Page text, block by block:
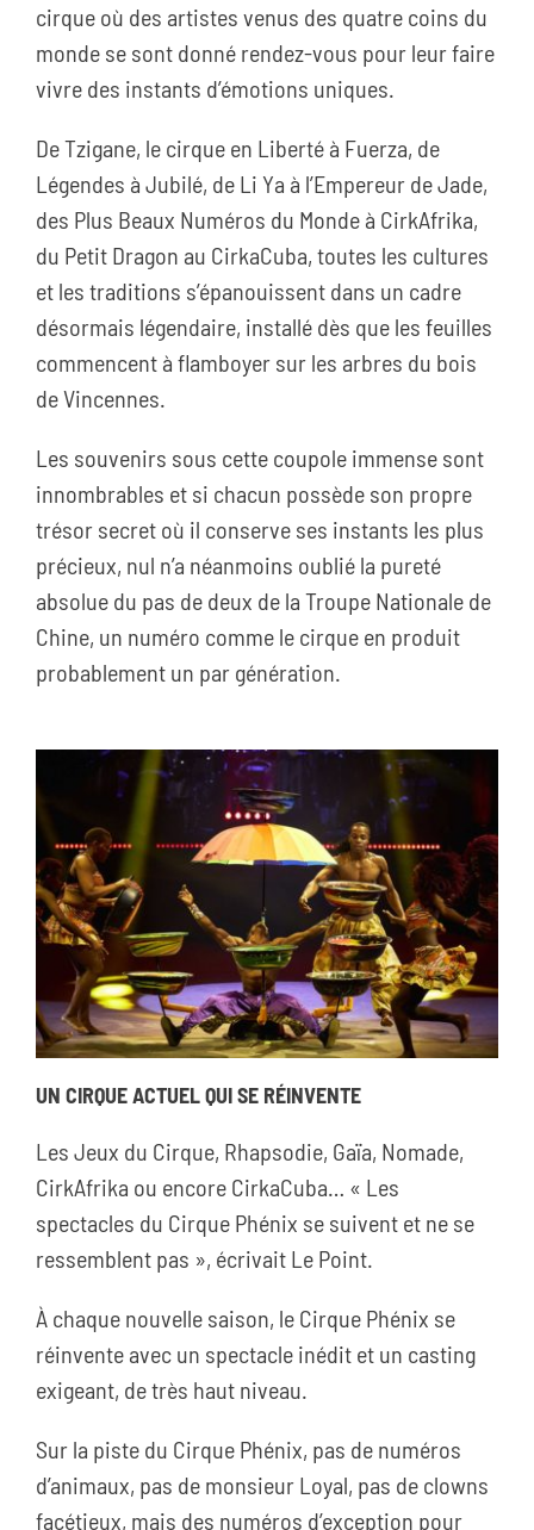
cirque où des artistes venus des quatre coins du
monde se sont donné rendez-vous pour leur faire
vivre des instants d’émotions uniques.
De Tzigane, le cirque en Liberté à Fuerza, de
Légendes à Jubilé, de Li Ya à l’Empereur de Jade,
des Plus Beaux Numéros du Monde à CirkAfrika,
du Petit Dragon au CirkaCuba, toutes les cultures
et les traditions s’épanouissent dans un cadre
désormais légendaire, installé dès que les feuilles
commencent à flamboyer sur les arbres du bois
de Vincennes.
Les souvenirs sous cette coupole immense sont
innombrables et si chacun possède son propre
trésor secret où il conserve ses instants les plus
précieux, nul n’a néanmoins oublié la pureté
absolue du pas de deux de la Troupe Nationale de
Chine, un numéro comme le cirque en produit
probablement un par génération.
UN CIRQUE ACTUEL QUI SE RÉINVENTE
Les Jeux du Cirque, Rhapsodie, Gaïa, Nomade,
CirkAfrika ou encore CirkaCuba… « Les
spectacles du Cirque Phénix se suivent et ne se
ressemblent pas », écrivait Le Point.
À chaque nouvelle saison, le Cirque Phénix se
réinvente avec un spectacle inédit et un casting
exigeant, de très haut niveau.
Sur la piste du Cirque Phénix, pas de numéros
d’animaux, pas de monsieur Loyal, pas de clowns
facétieux, mais des numéros d’exception pour